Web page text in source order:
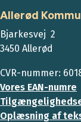
Allerød
Bjarkesvej 2
3450 Allerød
CVR-nummer:
Vores EAN-numre
Oplæsning af